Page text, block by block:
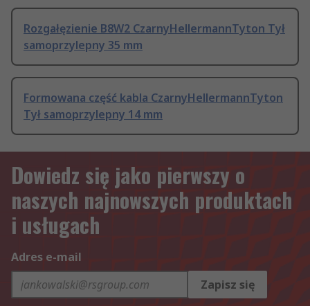
Rozgałęzienie B8W2 CzarnyHellermannTyton Tył
samoprzylepny 35 mm
Formowana część kabla CzarnyHellermannTyton
Tył samoprzylepny 14 mm
Dowiedz się jako pierwszy o
naszych najnowszych produktach
i usługach
Adres e-mail
Zapisz się